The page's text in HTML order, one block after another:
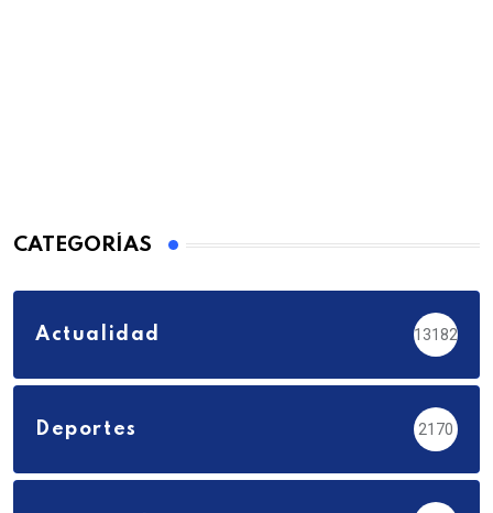
CATEGORÍAS
Actualidad 13182
Deportes 2170